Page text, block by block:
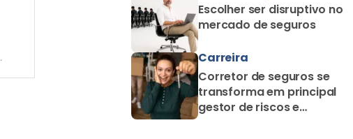
Escolher ser disruptivo no
mercado de seguros
Carreira
Corretor de seguros se
transforma em principal
gestor de riscos e